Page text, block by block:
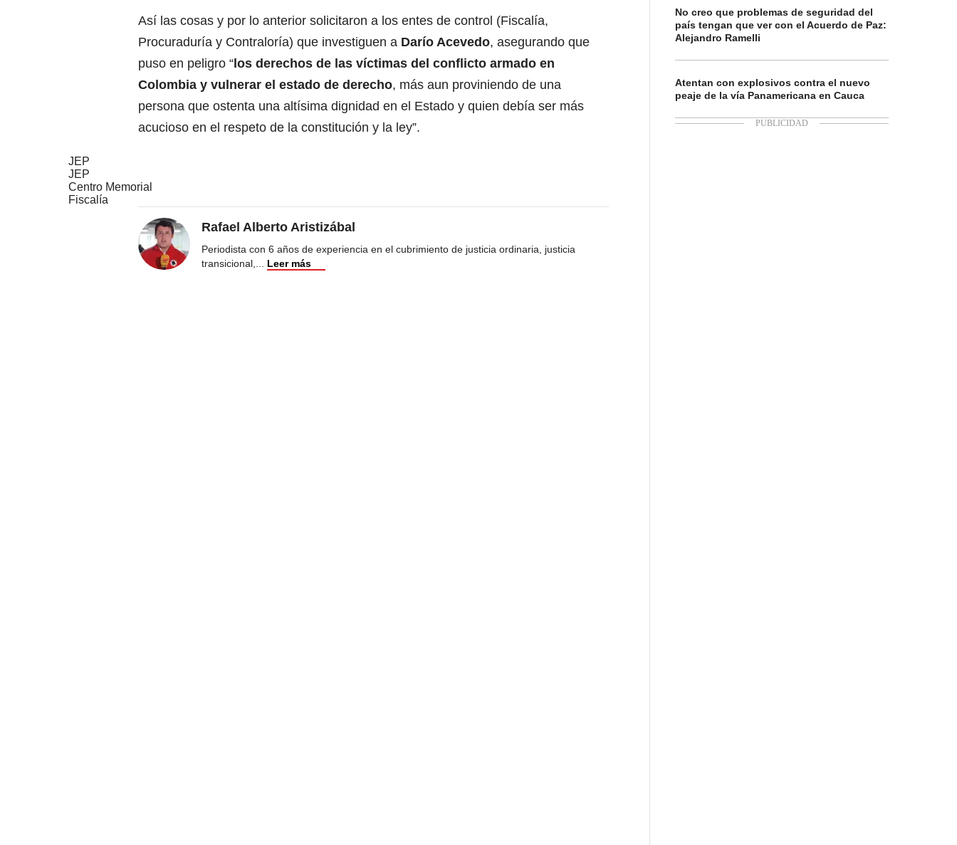
Así las cosas y por lo anterior solicitaron a los entes de control (Fiscalía,
Procuraduría y Contraloría) que investiguen a Darío Acevedo, asegurando que
puso en peligro “ los derechos de las víctimas del conflicto armado en
Colombia y vulnerar el estado de derecho, más aun proviniendo de una
persona que ostenta una altísima dignidad en el Estado y quien debía ser más
acucioso en el respeto de la constitución y la ley”.
JEP
JEP
Centro Memorial
Fiscalía
Rafael Alberto Aristizábal
Periodista con 6 años de experiencia en el cubrimiento de justicia ordinaria, justicia
transicional,... Leer más
No creo que problemas de seguridad del
país tengan que ver con el Acuerdo de Paz:
Alejandro Ramelli
Atentan con explosivos contra el nuevo
peaje de la vía Panamericana en Cauca